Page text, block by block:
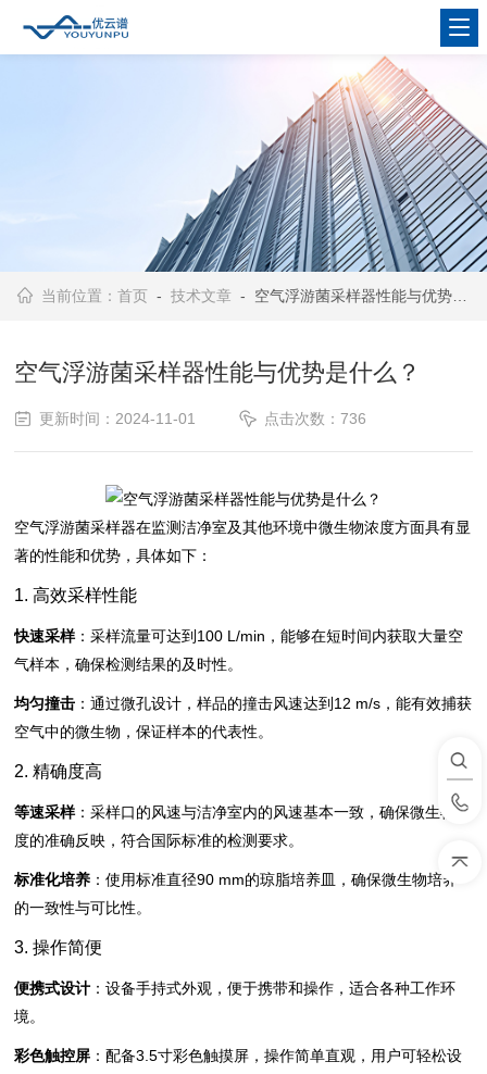
当前位置：首页 -技术文章 - 空气浮游菌采样器性能与优势是什么？
空气浮游菌采样器性能与优势是什么？
更新时间：2024-11-01 点击次数：736
空气浮游菌采样器在监测洁净室及其他环境中微生物浓度方面具有显
著的性能和优势，具体如下：
1. 高效采样性能
快速采样：采样流量可达到100 L/min，能够在短时间内获取大量空
气样本，确保检测结果的及时性。
均匀撞击 ：通过微孔设计，样品的撞击风速达到12 m/s，能有效捕获
空气中的微生物，保证样本的代表性。
2. 精确度高
等速采样：采样口的风速与洁净室内的风速基本一致，确保微生物浓
度的准确反映，符合国际标准的检测要求。
标准化培养 ：使用标准直径90 mm的琼脂培养皿，确保微生物培养
的一致性与可比性。
3. 操作简便
便携式设计 ：设备手持式外观，便于携带和操作，适合各种工作环
境。
彩色触控屏 ：配备3.5寸彩色触摸屏，操作简单直观，用户可轻松设